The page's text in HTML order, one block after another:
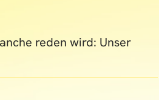
reden wird: Unser